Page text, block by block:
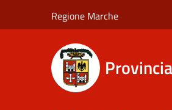
Regione Marche